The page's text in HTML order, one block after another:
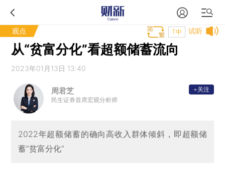
观点 试听
T中
从“贫富分化”看超额储蓄流向
2023年01月13日 13:40
周君芝
民生证券首席宏观分析师
+关注
2022年超额储蓄的确向高收入群体倾斜，即超额储
蓄“贫富分化”